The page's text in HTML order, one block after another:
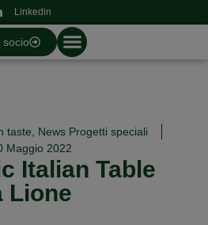
Linkedin
socio
taste
News Progetti speciali
Maggio 2022
Italian Table
Lione